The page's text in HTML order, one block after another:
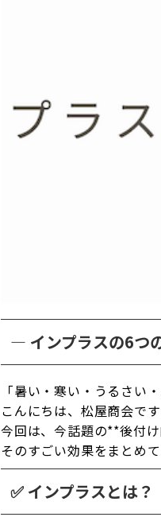
― インプラスの6つ
「暑い・寒い・うるさい
こんにちは、松屋商会です
今回は、今話題の**後付
そのすごい効果をまとめ
✅ インプラスとは？